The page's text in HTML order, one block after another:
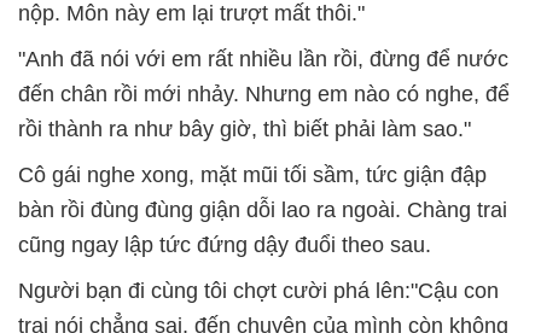
nộp. Môn này em lại trượt mất thôi."
"Anh đã nói với em rất nhiều lần rồi, đừng để nước
đến chân rồi mới nhảy. Nhưng em nào có nghe, để
rồi thành ra như bây giờ, thì biết phải làm sao."
Cô gái nghe xong, mặt mũi tối sầm, tức giận đập
bàn rồi đùng đùng giận dỗi lao ra ngoài. Chàng trai
cũng ngay lập tức đứng dậy đuổi theo sau.
Người bạn đi cùng tôi chợt cười phá lên:"Cậu con
trai nói chẳng sai, đến chuyện của mình còn không